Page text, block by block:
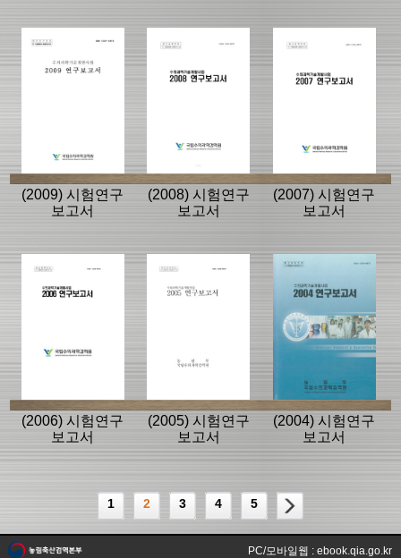
(2009) 시험연구
보고서
(2008) 시험연구
보고서
(2007) 시험연구
보고서
(2006) 시험연구
보고서
(2005) 시험연구
보고서
(2004) 시험연구
보고서
1 2 3 4 5
PC/모바일웹 : ebook.qia.go.kr